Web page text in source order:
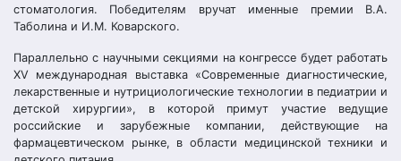
стоматология. Победителям вручат именные премии В.А.
Таболина и И.М. Коварского.
Параллельно с научными секциями на конгрессе будет работать
XV международная выставка «Современные диагностические,
лекарственные и нутрициологические технологии в педиатрии и
детской хирургии», в которой примут участие ведущие
российские и зарубежные компании, действующие на
фармацевтическом рынке, в области медицинской техники и